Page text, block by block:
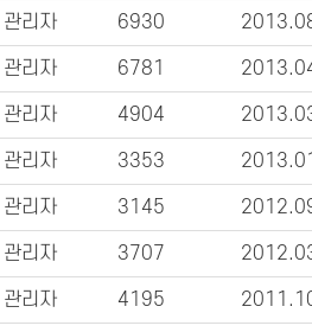
관리자 6930
관리자 6781
관리자 4904
관리자 3353
관리자 3145
관리자 3707
관리자 4195